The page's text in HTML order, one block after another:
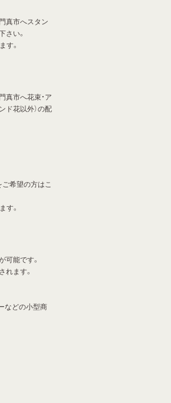
真市へスタン
さい。
す。
真市へ花束・ア
ド花以外）の配
希望の方はこ
す。
能です。
ます。
などの小型商